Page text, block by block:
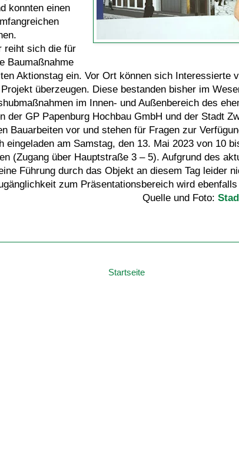
konnten einen
reiht sich die für
Baumaßnahme
Aktionstag ein. Vor Ort können sich Interessierte
überzeugen. Diese bestanden bisher im
im Innen- und Außenbereich des
der GP Papenburg Hochbau GmbH und der Stadt
Bauarbeiten vor und stehen für Fragen zur
eingeladen am Samstag, den 13. Mai 2023 von 10
(Zugang über Hauptstraße 3 – 5). Aufgrund des
Führung durch das Objekt an diesem Tag leider
zum Präsentationsbereich wird
Quelle und Foto:
Startseite